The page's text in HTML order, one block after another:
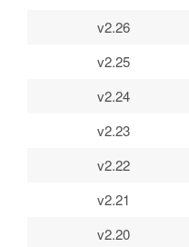
v2.26
v2.25
v2.24
v2.23
v2.22
v2.21
v2.20